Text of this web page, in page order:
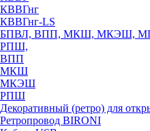
КВВГнг
КВВГнг-LS
БПВЛ, ВПП, МКШ, МКЭШ,
РПШ,
ВПП
МКШ
МКЭШ
РПШ
Декоративный (ретро) для
Ретропровод BIRONI